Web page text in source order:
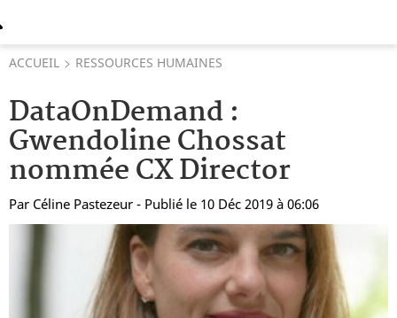
ACCUEIL RESSOURCES HUMAINES
DataOnDemand :
Gwendoline Chossat
nommée CX Director
Par Céline Pastezeur - Publié le 10 Déc 2019 à 06:06